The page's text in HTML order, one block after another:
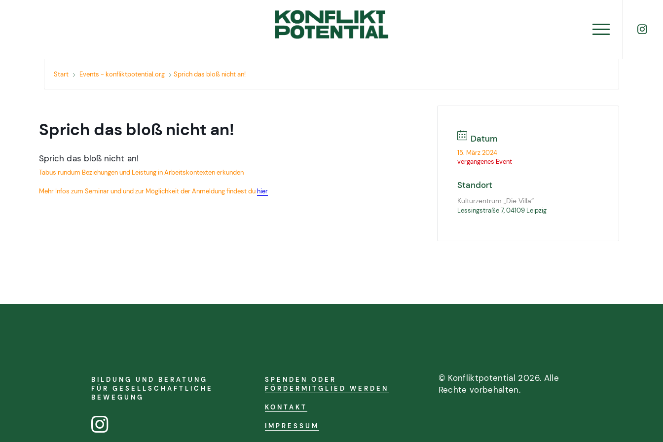
Start Events - konfliktpotential.org Sprich das bloß nicht an!
Sprich das bloß nicht an!
Sprich das bloß nicht an!
Tabus rundum Beziehungen und Leistung in Arbeitskontexten erkunden
Mehr Infos zum Seminar und und zur Möglichkeit der Anmeldung findest duhier
Datum
15. März 2024
vergangenes Event
Standort
Kulturzentrum „Die Villa“
Lessingstraße 7, 04109 Leipzig
BILDUNG UND BERATUNG
FÜR GESELLSCHAFTLICHE
BEWEGUNG
SPENDEN ODER
FÖRDERMITGLIED WERDEN
KONTAKT
IMPRESSUM
© Konfliktpotential 2026. Alle
Rechte vorbehalten.